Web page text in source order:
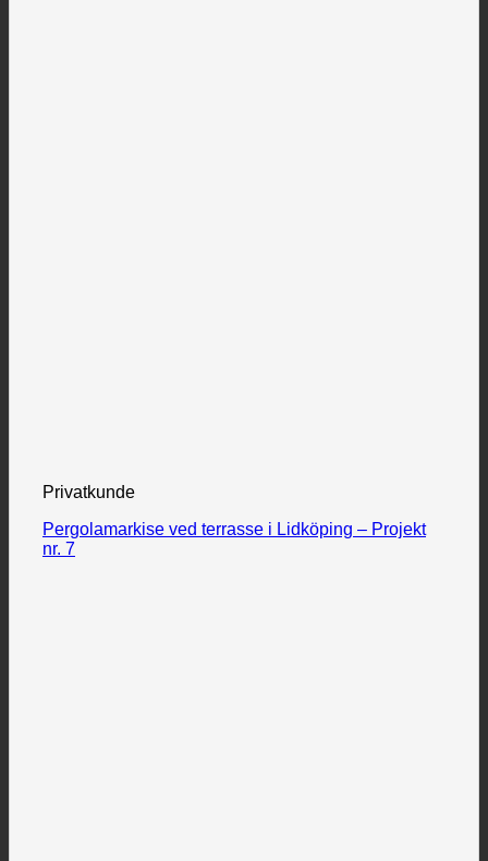
Privatkunde
Pergolamarkise ved terrasse i Lidköping – Projekt
nr. 7